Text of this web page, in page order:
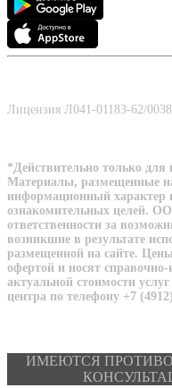
Лицензия Л041-01183-62/
*Действительно только
Материалы, размещенные
информационный характер
ознакомительных целей.
ответственности за
возникшие в результате
размещенной на сайте.
офертой и носят
актуальной стоимости
центра по телефону +7
ИМЕЮТСЯ